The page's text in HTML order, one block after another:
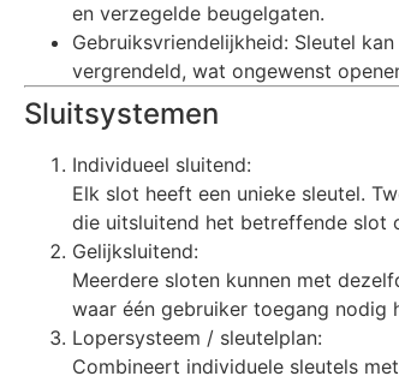
en verzegelde beugelgaten.
Gebruiksvriendelijkheid: Sleutel
vergrendeld, wat ongewenst
Sluitsystemen
Individueel sluitend:
Elk slot heeft een unieke sleutel.
die uitsluitend het betreffende slot
Gelijksluitend:
Meerdere sloten kunnen met
waar één gebruiker toegang nodig
Lopersysteem / sleutelplan:
Combineert individuele sleutels